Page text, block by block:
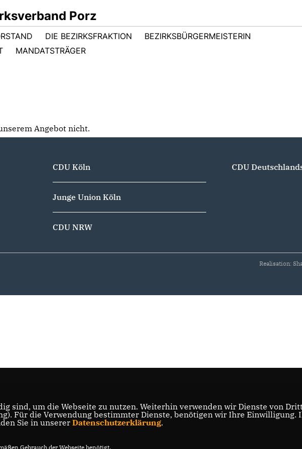
Porz
DIE BEZIRKSFRAKTION
BEZIRKSBÜRGERMEISTERIN
MANDATSTRÄGER
Angebot nicht.
CDU Köln
Junge Union Köln
CDU NRW
CDU
Realisation:
sind, um die Webseite zu nutzen. Weiterhin verwenden wir Dienste von
Für die Verwendung bestimmter Dienste, benötigen wir Ihre Einwilligung.
Sie in unserer Datenschutzerklärung.
Gebrauch der Webseite benötigt.